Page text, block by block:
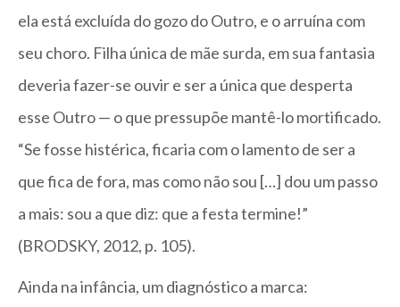
ela está excluída do gozo do Outro, e o arruína com
seu choro. Filha única de mãe surda, em sua fantasia
deveria fazer-se ouvir e ser a única que desperta
esse Outro — o que pressupõe mantê-lo mortificado.
“Se fosse histérica, ficaria com o lamento de ser a
que fica de fora, mas como não sou […] dou um passo
a mais: sou a que diz: que a festa termine!”
(BRODSKY, 2012, p. 105).
Ainda na infância, um diagnóstico a marca: